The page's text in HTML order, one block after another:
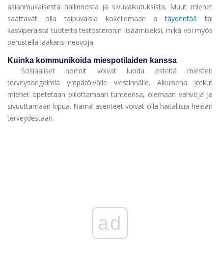
asianmukaisesta hallinnosta ja sivuvaikutuksista. Muut miehet
saattavat olla taipuvaisia ​​kokeilemaan a
täydentää
tai
kasviperäistä tuotetta testosteronin lisäämiseksi, mikä voi myös
perustella lääkärisi neuvoja.
Kuinka kommunikoida miespotilaiden kanssa
Sosiaaliset normit voivat luoda esteitä miesten
terveysongelmia ympäröivälle viestinnälle. Aikuisena jotkut
miehet opetetaan piilottamaan tunteensa, olemaan vahvoja ja
sivuuttamaan kipua. Nämä asenteet voivat olla haitallisia heidän
terveydestään.
ad